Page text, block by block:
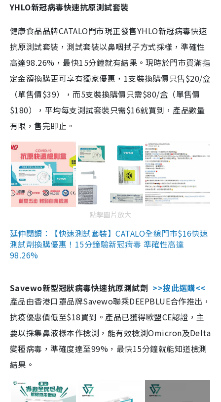
YHLO新冠病毒快速抗原測試套裝
健康食品品牌CATALO門市現正發售YHLO新冠病毒快速
抗原測試套裝，測試套裝以鼻咽拭子方式採樣，準確性
高達98.26%，最快15分鐘就有結果。現時於門市買滿指
定金額換購更可享有獨家優惠，1支裝換購價只售$20/盒
（單售價$39），而5支裝換購價只需$80/盒（單售價
$180），平均每支測試套裝只需$16就買到，產品數量
有限，售完即止。
點擊圖片放大
延伸閱讀：【快速測試套裝】CATALO全線門市$16快速
測試劑換購優惠！15分鐘驗新冠病毒 準確性高達
98.26%
Savewo新型冠狀病毒快速抗原測試劑 >>按此選購<<
產品由香港口罩品牌Savewo聯乘DEEPBLUE合作推出，
抗疫優惠價低至$18買到。產品已獲得歐盟CE認證，主
要以採集鼻液樣本作檢測，能有效檢測Omicron及Delta
變種病毒，準確度達至99%，最快15分鐘就能知道檢測
結果。